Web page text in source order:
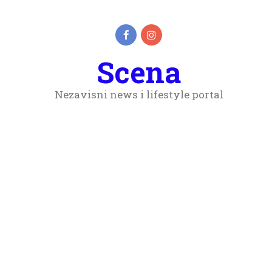
Scena
Nezavisni news i lifestyle portal